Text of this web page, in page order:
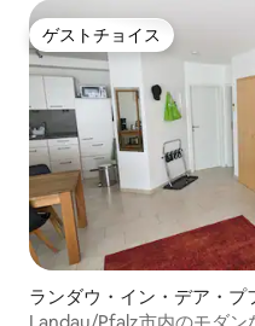
ゲストチョイス
ゲストチョイス
ランダウ・イン・デア・プ
ニアム